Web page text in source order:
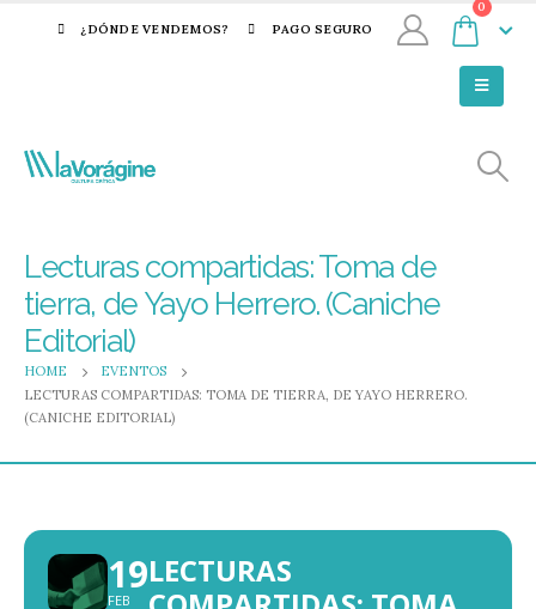
¿DÓNDE VENDEMOS? PAGO SEGURO
0
Lecturas compartidas: Toma de
tierra, de Yayo Herrero. (Caniche
Editorial)
HOME
EVENTOS
LECTURAS COMPARTIDAS: TOMA DE TIERRA, DE YAYO HERRERO.
(CANICHE EDITORIAL)
19
FEB
LECTURAS